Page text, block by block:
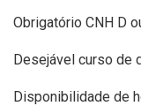
Obrigatório CNH D
Desejável curso de
Disponibilidade de